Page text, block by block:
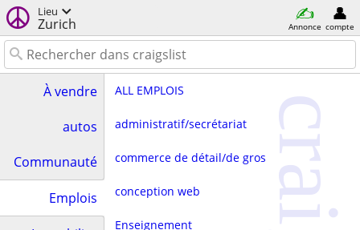
Lieu
Zurich Annonce compte
À vendre
autos
Communauté
Emplois
ALL EMPLOIS
administratif/secrétariat
commerce de détail/de gros
conception web
Enseignement